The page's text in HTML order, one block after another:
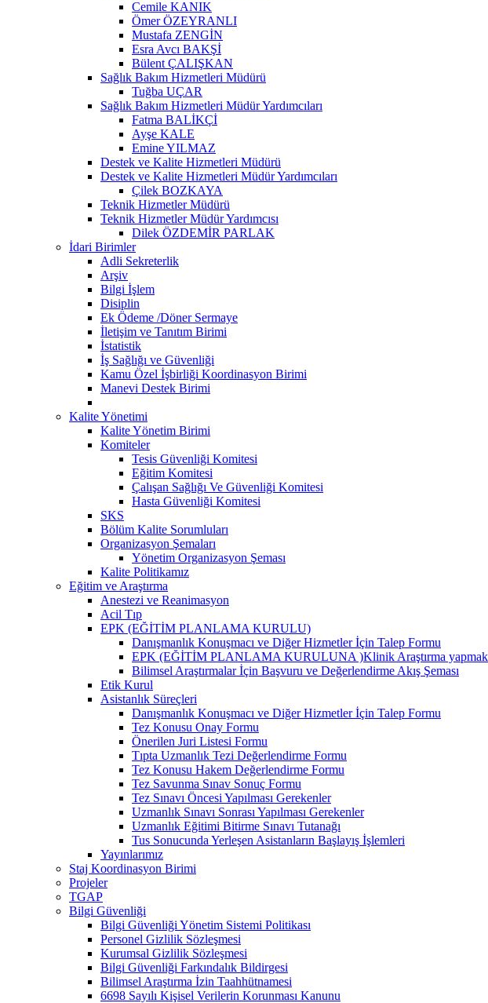
Cemile KANIK
Ömer ÖZEYRANLI
Mustafa ZENGİN
Esra Avcı BAKŞİ
Bülent ÇALIŞKAN
Sağlık Bakım Hizmetleri Müdürü
Tuğba UÇAR
Sağlık Bakım Hizmetleri Müdür Yardımcıları
Fatma BALİKÇİ
Ayşe KALE
Emine YILMAZ
Destek ve Kalite Hizmetleri Müdürü
Destek ve Kalite Hizmetleri Müdür Yardımcıları
Çilek BOZKAYA
Teknik Hizmetler Müdürü
Teknik Hizmetler Müdür Yardımcısı
Dilek ÖZDEMİR PARLAK
İdari Birimler
Adli Sekreterlik
Arşiv
Bilgi İşlem
Disiplin
Ek Ödeme /Döner Sermaye
İletişim ve Tanıtım Birimi
İstatistik
İş Sağlığı ve Güvenliği
Kamu Özel İşbirliği Koordinasyon Birimi
Manevi Destek Birimi
Kalite Yönetimi
Kalite Yönetim Birimi
Komiteler
Tesis Güvenliği Komitesi
Eğitim Komitesi
Çalışan Sağlığı Ve Güvenliği Komitesi
Hasta Güvenliği Komitesi
SKS
Bölüm Kalite Sorumluları
Organizasyon Şemaları
Yönetim Organizasyon Şeması
Kalite Politikamız
Eğitim ve Araştırma
Anestezi ve Reanimasyon
Acil Tıp
EPK (EĞİTİM PLANLAMA KURULU)
Danışmanlık Konuşmacı ve Diğer Hizmetler İçin Talep Formu
EPK (EĞİTİM PLANLAMA KURULUNA )Klinik Araştırma yapmak
Bilimsel Araştırmalar İçin Başvuru ve Değerlendirme Akış Şeması
Etik Kurul
Asistanlık Süreçleri
Danışmanlık Konuşmacı ve Diğer Hizmetler İçin Talep Formu
Tez Konusu Onay Formu
Önerilen Juri Listesi Formu
Tıpta Uzmanlık Tezi Değerlendirme Formu
Tez Konusu Hakem Değerlendirme Formu
Tez Savunma Sınav Sonuç Formu
Tez Sınavı Öncesi Yapılması Gerekenler
Uzmanlık Sınavı Sonrası Yapılması Gerekenler
Uzmanlık Eğitimi Bitirme Sınavı Tutanağı
Tus Sonucunda Yerleşen Asistanların Başlayış İşlemleri
Yayınlarımız
Staj Koordinasyon Birimi
Projeler
TGAP
Bilgi Güvenliği
Bilgi Güvenliği Yönetim Sistemi Politikası
Personel Gizlilik Sözleşmesi
Kurumsal Gizlilik Sözleşmesi
Bilgi Güvenliği Farkındalık Bildirgesi
Bilimsel Araştırma İzin Taahhütnamesi
6698 Sayılı Kişisel Verilerin Korunması Kanunu